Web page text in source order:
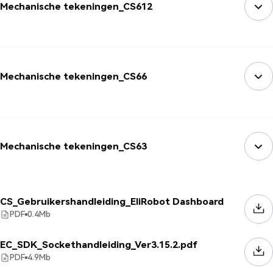
Mechanische tekeningen_CS612
Mechanische tekeningen_CS66
Mechanische tekeningen_CS63
CS_Gebruikershandleiding_EliRobot Dashboard
PDF 0.4Mb
EC_SDK_Sockethandleiding_Ver3.15.2.pdf
PDF 4.9Mb